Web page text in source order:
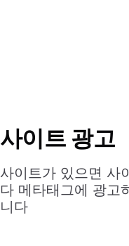
사이트 광고
사이트가 있으면 사
다 메타태그에 광고
니다